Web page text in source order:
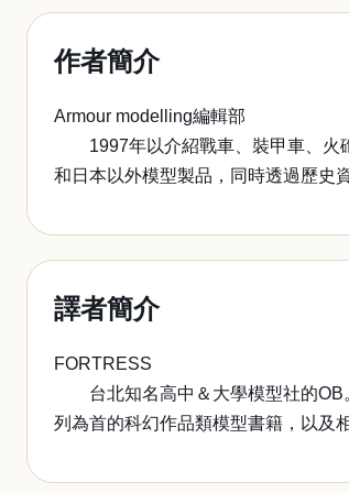
作者簡介
Armour modelling編輯部
1997年以介紹戰車、裝甲車、火砲
和日本以外模型製品，同時透過歷史
譯者簡介
FORTRESS
台北知名高中＆大學模型社的OB
列為首的科幻作品類模型書籍，以及